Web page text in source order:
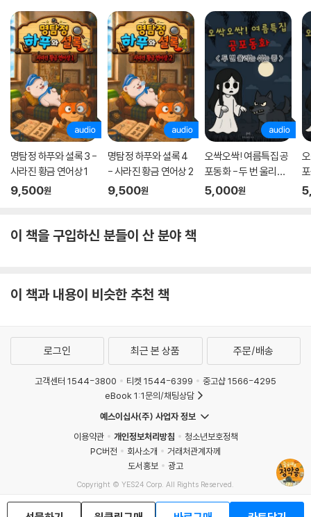
정조가 돌아가신 후 천주교에 대한 탄압이 시작되었어요. 천주교의 핵심인
물이었던 정약용의 셋째 형 정약용을 비롯하여, 정약용 집안의 많은 사람
들이 감옥에 갇혔어요. 그리고 집안은 풍비박산이 났지요. 정약용 또한 전
라도 강진으로 귀양을 가야 했어요. 그러나 정약용은 귀양살이에 좌절하지
않고, 오히려 나라의 문제점을 고쳐 백성의 고통을 덜어 줄 책을 끊임없이
써 내려갔어요. 18년의 유배 생활 동안 『경세유표』『목민심서』 같은 대표적
인 저서를 비롯한 수많은 책을 썼지요. 그리고 유배 생활을 마치고 고향에
돌아와서 『흠흠신서』 30권을 완성하였습니다.
정약용은 낡고 썩은 법과 제도를 고치거나 바꾸지 못했기 때문에 세상은
타락하고 백성은 고통에서 벗어나지 못한다고 생각했어요.
각했습니다. 갖은 어려움 속에서도 현실을 바꾸려는 개혁의 꿈을 잃지 않
명탐정 하푸와 셜록 3 -
사라진 황금 연어상 1
9,500원
명탐정 하푸와 셜록 4
- 사라진 황금 연어상 2
9,500원
오싹오싹! 여름특집 공
포동화 - 두 번 울리는
쉬는 종
5,000원
이 책을 구입하신 분들이 산 분야 책
이 책과 내용이 비슷한 추천 책
로그인 최근 본 상품 주문/배송
고객센터 1544-3800 티켓 1544-6399
중고샵 1566-4295
eBook 1:1문의/채팅상담
예스이십사(주) 사업자 정보
이용약관
개인정보처리방침
청소년보호정책
PC버전
회사소개
거래처관계자께
도서홍보
광고
Copyright © YES24 Corp. All Rights Reserved.